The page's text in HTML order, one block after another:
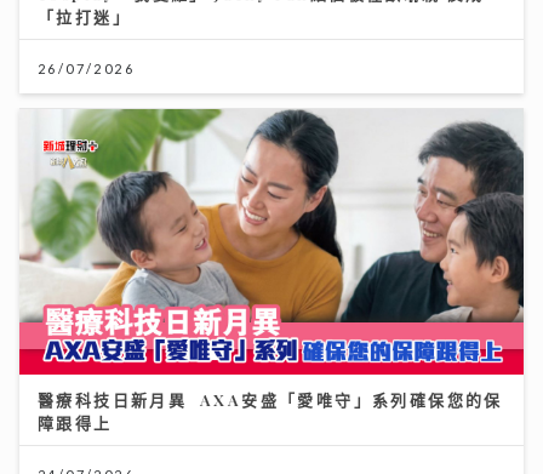
「拉打迷」
26/07/2026
醫療科技日新月異 AXA安盛「愛唯守」系列確保您的保
障跟得上